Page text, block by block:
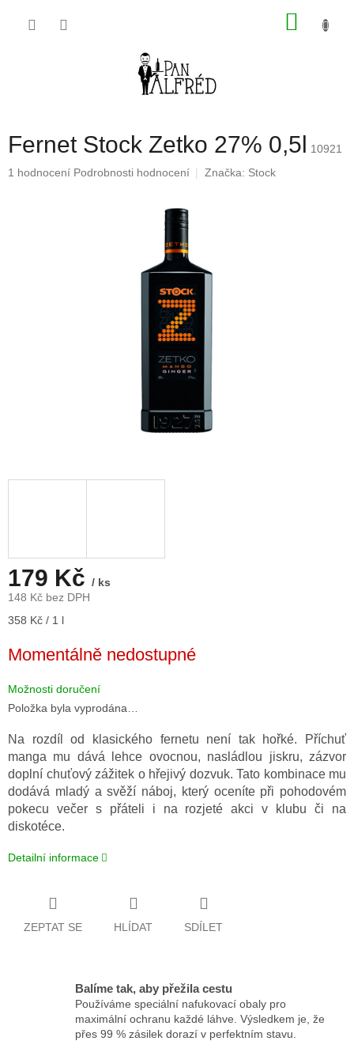
Fernet Stock Zetko 27% 0,5l
10921
Průměrné
1 hodnocení Podrobnosti hodnocení Značka: Stock
179 Kč / ks
148 Kč bez DPH
Měrná
358 Kč / 1 l
Momentálně nedostupné
Možnosti doručení
Položka byla vyprodána…
Na rozdíl od klasického fernetu není tak hořké. Příchuť
manga mu dává lehce ovocnou, nasládlou jiskru, zázvor
doplní chuťový zážitek o hřejivý dozvuk. Tato kombinace mu
dodává mladý a svěží náboj, který oceníte při pohodovém
pokecu večer s přáteli i na rozjeté akci v klubu či na
diskotéce.
Detailní informace
ZEPTAT SE HLÍDAT SDÍLET
Balíme tak, aby přežila cestu
Používáme speciální nafukovací obaly pro
maximální ochranu každé láhve. Výsledkem je, že
přes 99 % zásilek dorazí v perfektním stavu.